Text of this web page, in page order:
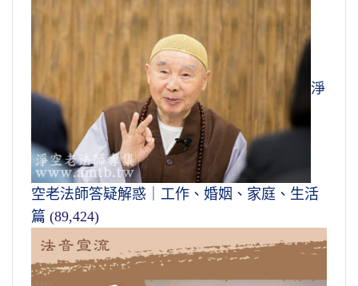
淨
空老法師答疑解惑｜工作、婚姻、家庭、生活
篇 (89,424)